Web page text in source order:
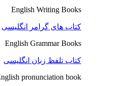
English Writing Books
کتاب های گرامر انگلیسی
English Grammar Books
کتاب تلفظ زبان انگلیسی
pronunciation book